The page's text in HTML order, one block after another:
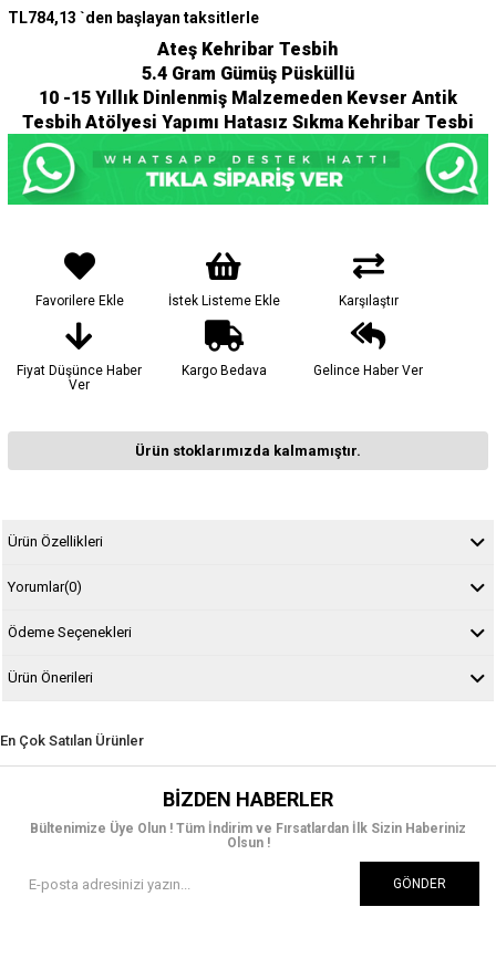
TL784,13 `den başlayan taksitlerle
Ateş Kehribar Tesbih
5.4 Gram Gümüş Püsküllü
10 -15 Yıllık Dinlenmiş Malzemeden Kevser Antik
Tesbih Atölyesi Yapımı Hatasız Sıkma Kehribar Tesbi
Favorilere Ekle İstek Listeme Ekle Karşılaştır
Fiyat Düşünce Haber
Ver
Kargo Bedava Gelince Haber Ver
Ürün stoklarımızda kalmamıştır.
Ürün Özellikleri
Yorumlar(0)
Ödeme Seçenekleri
Ürün Önerileri
En Çok Satılan Ürünler
BIZDEN HABERLER
Bültenimize Üye Olun ! Tüm İndirim ve Fırsatlardan İlk Sizin Haberiniz
Olsun !
GÖNDER